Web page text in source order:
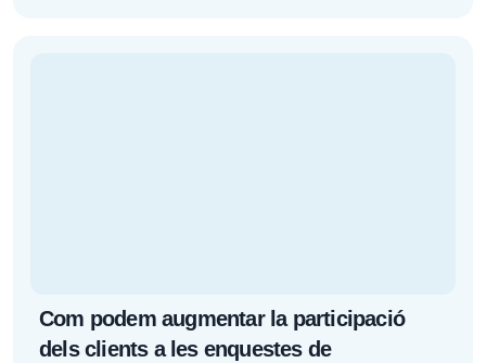
Com podem augmentar la participació
dels clients a les enquestes de